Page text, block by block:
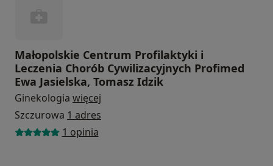
Małopolskie Centrum Profilaktyki i
Leczenia Chorób Cywilizacyjnych Profimed
Ewa Jasielska, Tomasz Idzik
Ginekologia więcej
Szczurowa 1 adres
1 opinia